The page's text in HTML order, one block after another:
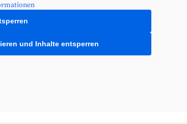
und Inhalte entsperren